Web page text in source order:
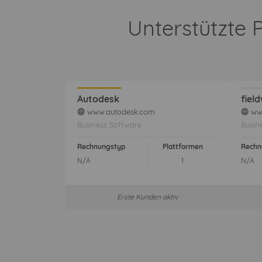
Unterstützte
Autodesk
web www.autodesk.com
Business Software
Rechnungstyp
N/A
Plattformen
1
Erste Kunden aktiv
web
N/A